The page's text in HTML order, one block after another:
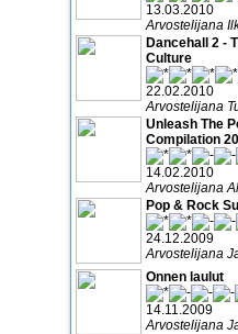
13.03.2010
Arvostelijana
Dancehall 2 -
Culture
22.02.2010
Arvostelijana
Unleash The
Compilation
14.02.2010
Arvostelijana
Pop & Rock
24.12.2009
Arvostelijana
Onnen laulut
14.11.2009
Arvostelijana